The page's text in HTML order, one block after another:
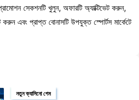
সেকশনটি খুলুন, অফারটি অ্যাক্টিভেট করুন,
এবং প্রাপ্ত বোনাসটি উপযুক্ত স্পোর্টস মার্কেটে
নতুন ক্যাসিনো গেম